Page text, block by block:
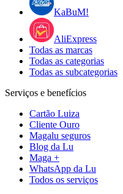
KaBuM!
AliExpress
Todas as marcas
Todas as categorias
Todas as subcategorias
Serviços e benefícios
Cartão Luiza
Cliente Ouro
Magalu seguros
Blog da Lu
Maga +
WhatsApp da Lu
Todos os serviços